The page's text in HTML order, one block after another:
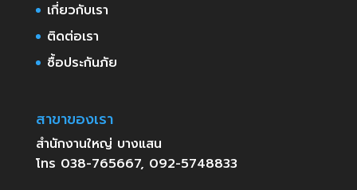
เกี่ยวกับเรา
ติดต่อเรา
ซื้อประกันภัย
สาขาของเรา
สำนักงานใหญ่ บางแสน
โทร 038-765667, 092-5748833